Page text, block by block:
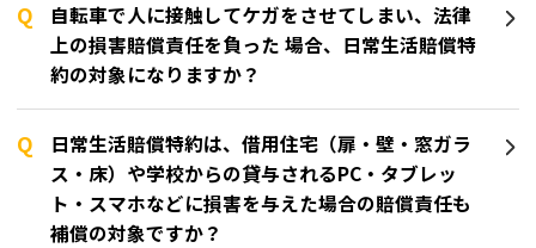
自転車で人に接触してケガをさせてしまい、法律
上の損害賠償責任を負った 場合、日常生活賠償特
約の対象になりますか？
日常生活賠償特約は、借用住宅（扉・壁・窓ガラ
ス・床）や学校からの貸与されるPC・タブレッ
ト・スマホなどに損害を与えた場合の賠償責任も
補償の対象ですか？